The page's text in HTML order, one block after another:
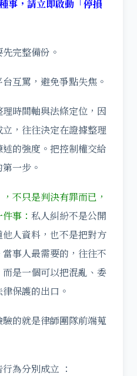
事，請立即啟動「停損
完整備份。
互罵，避免爭點失焦。
時間軸與法條定位，因
，往往決定在證據整理
的強度。 把控制權交給
一步。
不只是判決有罪而已，
事： 私人糾紛不是公開
人資料，也不是把對方
事人最需要的，往往不
是一個可以把混亂、委
保護的出口。
的就是律師團隊前端蒐
為分別成立 ：